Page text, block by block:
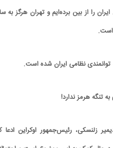
را از بین برده‌ایم و تهران هرگز به
است.
تنگه هرمز ندارد!
زلنسکی، رئیس‌جمهور اوکراین ادعا